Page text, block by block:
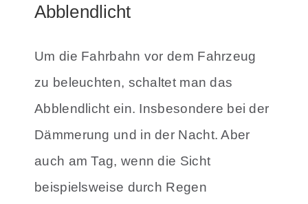
Abblendlicht
Um die Fahrbahn vor dem Fahrzeug
zu beleuchten, schaltet man das
Abblendlicht ein. Insbesondere bei der
Dämmerung und in der Nacht. Aber
auch am Tag, wenn die Sicht
beispielsweise durch Regen